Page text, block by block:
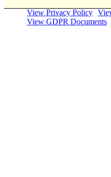
View Privacy Policy
View GDPR Documents